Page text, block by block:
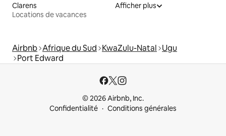
Clarens
Locations de vacances
Afficher plus
Airbnb Afrique du Sud KwaZulu-Natal Ugu
Port Edward
© 2026 Airbnb, Inc.
Confidentialité
Conditions générales